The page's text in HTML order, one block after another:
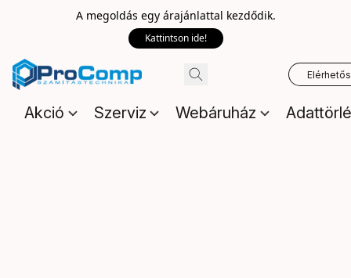
A megoldás egy árajánlattal kezdődik.
Kattintson ide!
Akció Szerviz Webáruház